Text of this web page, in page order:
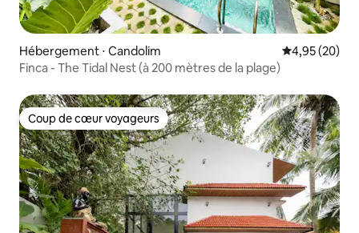
Hébergement ⋅ Candolim Évaluation
4,95 (20)
Finca - The Tidal Nest (à 200 mètres de la plage)
Coup de cœur voyageurs
Coup de cœur voyageurs